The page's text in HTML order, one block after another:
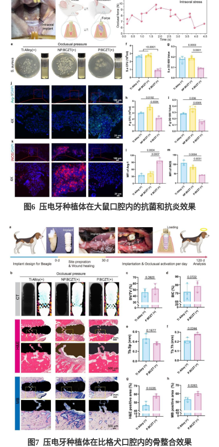
图6 压电牙种植体在大鼠口腔内的抗菌和抗炎效果
图7 压电牙种植体在比格犬口腔内的骨整合效果